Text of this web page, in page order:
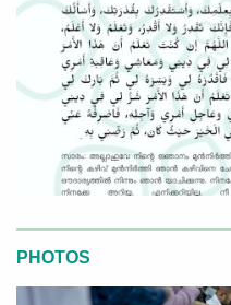
PHOTOS